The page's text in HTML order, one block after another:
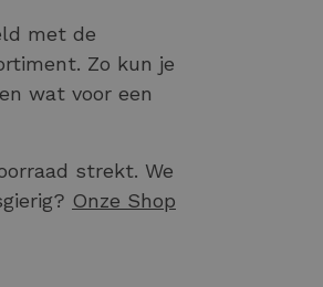
met de
Zo kun je
wat voor een
strekt. We
Onze Shop